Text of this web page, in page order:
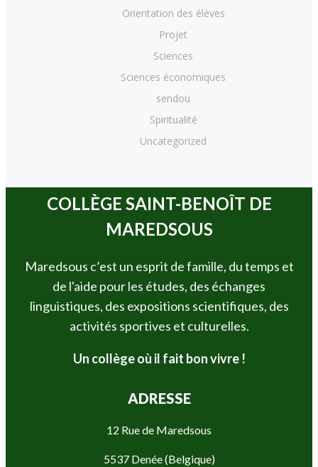
Orientation des élèves
Projet
Sciences
Sciences économiques
sendou
Spiritualité
Uncategorized
COLLÈGE SAINT-BENOÎT DE
MAREDSOUS
Maredsous c’est un esprit de famille, du temps et
de l'aide pour les études, des échanges
linguistiques, des expositions scientifiques, des
activités sportives et culturelles.
Un collège où il fait bon vivre !
ADRESSE
12 Rue de Maredsous
5537 Denée (Belgique)